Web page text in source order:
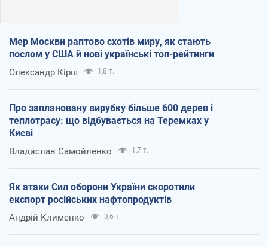
Мер Москви раптово схотів миру, як стають
послом у США й нові українські топ-рейтинги
Олександр Кірш 1,8 т.
Про заплановану вирубку більше 600 дерев і
теплотрасу: що відбувається на Теремках у
Києві
Владислав Самойленко 1,7 т.
Як атаки Сил оборони України скоротили
експорт російських нафтопродуктів
Андрій Клименко 3,6 т.